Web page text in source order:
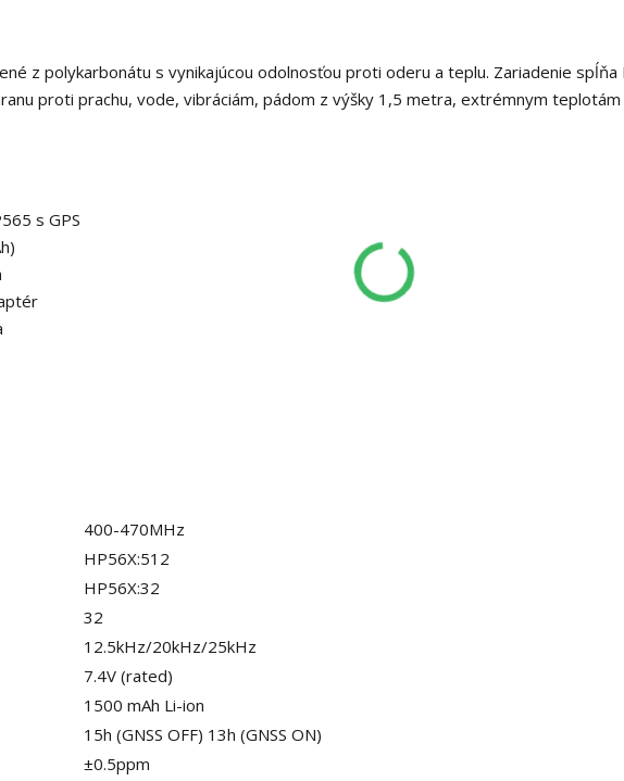
z polykarbonátu s vynikajúcou odolnosťou proti oderu a teplu. Zariadenie spĺňa
proti prachu, vode, vibráciám, pádom z výšky 1,5 metra, extrémnym teplotám
s GPS
400-470MHz
HP56X:512
HP56X:32
32
12.5kHz/20kHz/25kHz
7.4V (rated)
1500 mAh Li-ion
15h (GNSS OFF) 13h (GNSS ON)
±0.5ppm